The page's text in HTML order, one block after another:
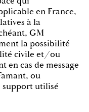
en France,
à la
GM
la possibilité
civile et/ou
en cas de message
ou
utilisé